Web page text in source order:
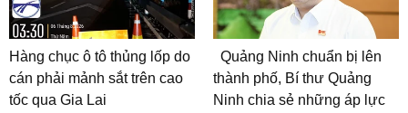
Hàng chục ô tô thủng lốp do
cán phải mảnh sắt trên cao
tốc qua Gia Lai
Quảng Ninh chuẩn bị lên
thành phố, Bí thư Quảng
Ninh chia sẻ những áp lực